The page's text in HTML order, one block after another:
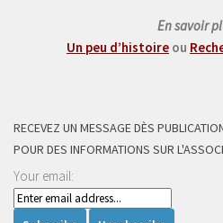
En savoir
Un peu d’histoire ou
RECEVEZ UN MESSAGE DÈS
POUR DES INFORMATIONS SUR
Your email: